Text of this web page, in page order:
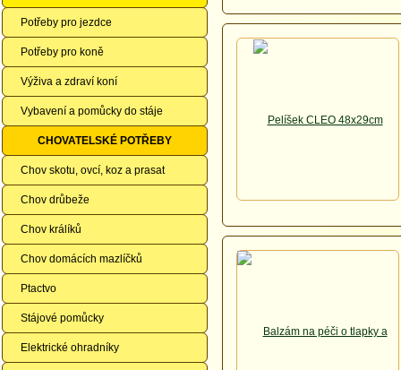
Potřeby pro jezdce
Potřeby pro koně
Výživa a zdraví koní
Vybavení a pomůcky do stáje
CHOVATELSKÉ POTŘEBY
Chov skotu, ovcí, koz a prasat
Chov drůbeže
Chov králíků
Chov domácích mazlíčků
Ptactvo
Stájové pomůcky
Elektrické ohradníky